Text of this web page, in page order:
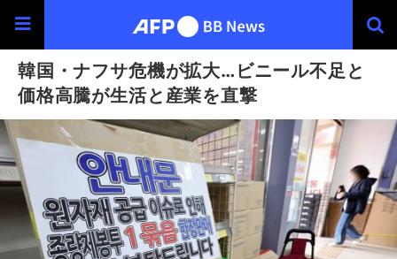
韓国・ナフサ危機が拡大…ビニール不足と
価格高騰が生活と産業を直撃